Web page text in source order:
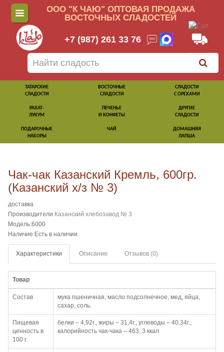
ООО "К ЧАЮ" ОПТОВАЯ ПРОДАЖА
ВОСТОЧНЫХ СЛАДОСТЕЙ
+7 (987) 261 33 76
ТАТАРСКИЕ
СЛАДОСТИ
ВОСТОЧНЫЕ
СЛАДОСТИ
СЛАДОСТИ
С ОРЕХАМИ
РАХАТ-
ЛУКУМ
ПЕЧЕНЬЕ
И КОНФЕТЫ
ДРУГИЕ
СЛАДОСТИ
ПОДАРОЧНЫЕ
НАБОРЫ
ЧАЙ
ДОМАШНЯЯ
ЛАПША
Чак-чак Казанский Кремль, 600гр.
(Казанский х/з № 3)
доставка
Производители Казанский хлебозавод № 3
Модель:6000
Наличие:Есть в наличии
Характеристики Описание Отзывов (0)
Товар
Состав
мука пшеничная, масло подсолнечное, мед, яйца,
сахар, соль.
Пищевая
ценность в
100 г.
белки – 4,92г., жиры – 31,4г., углеводы – 40,34г.,
калорийность чак-чака – 463, 3 ккал